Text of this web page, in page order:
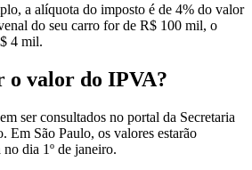
a alíquota do imposto é de 4% do valor
do seu carro for de R$ 100 mil, o
4 mil.
o valor do IPVA?
ser consultados no portal da Secretaria
Em São Paulo, os valores estarão
dia 1º de janeiro.